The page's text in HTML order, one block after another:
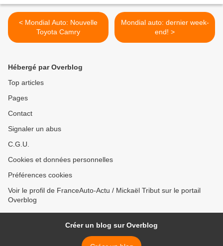
< Mondial Auto: Nouvelle
Toyota Camry
Mondial auto: dernier week-
end! >
Hébergé par Overblog
Top articles
Pages
Contact
Signaler un abus
C.G.U.
Cookies et données personnelles
Préférences cookies
Voir le profil de FranceAuto-Actu / Mickaël Tribut sur le portail
Overblog
Créer un blog sur Overblog